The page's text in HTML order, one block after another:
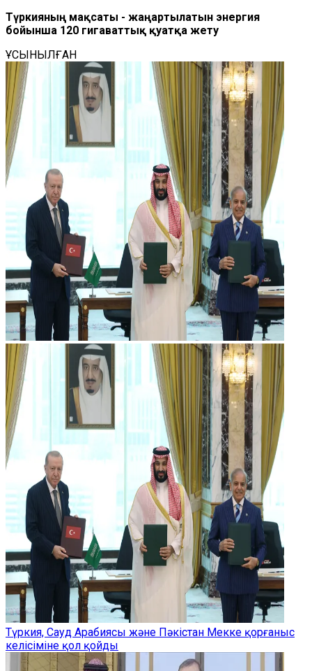
Түркияның мақсаты - жаңартылатын энергия
бойынша 120 гигаваттық қуатқа жету
ҰСЫНЫЛҒАН
Түркия, Сауд Арабиясы және Пәкістан Мекке қорғаныс
келісіміне қол қойды